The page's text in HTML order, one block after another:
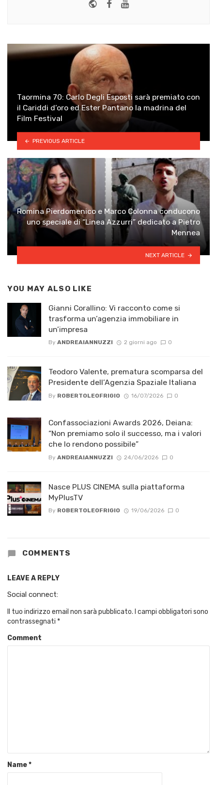
Website
Facebook
Youtube
Taormina 70: Carlo Degli Esposti sarà premiato con
il Cariddi d’oro ed Ester Pantano la madrina del
Film Festival
PREVIOUS ARTICLE
Romina Pierdomenico e Marco Colonna conducono
uno speciale di “Linea Azzurri” dedicato a Pietro
Mennea
NEXT ARTICLE
YOU MAY ALSO LIKE
Gianni Corallino: Vi racconto come si
trasforma un’agenzia immobiliare in
un’impresa
By ANDREAIANNUZZI 2 giorni ago 0
Teodoro Valente, prematura scomparsa del
Presidente dell’Agenzia Spaziale Italiana
By ROBERTOLEOFRIGIO 16/07/2026 0
Confassociazioni Awards 2026, Deiana:
“Non premiamo solo il successo, ma i valori
che lo rendono possibile”
By ANDREAIANNUZZI 24/06/2026 0
Nasce PLUS CINEMA sulla piattaforma
MyPlusTV
By ROBERTOLEOFRIGIO 19/06/2026 0
COMMENTS
LEAVE A REPLY
Social connect:
Il tuo indirizzo email non sarà pubblicato. I campi obbligatori sono
contrassegnati *
Comment
Name*